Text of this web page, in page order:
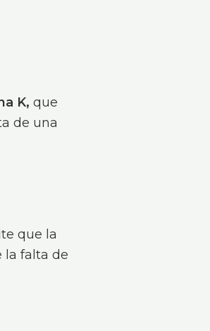
K, que
de una
que la
la falta de